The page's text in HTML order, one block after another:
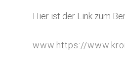
Hier ist der Link zum
www.https://